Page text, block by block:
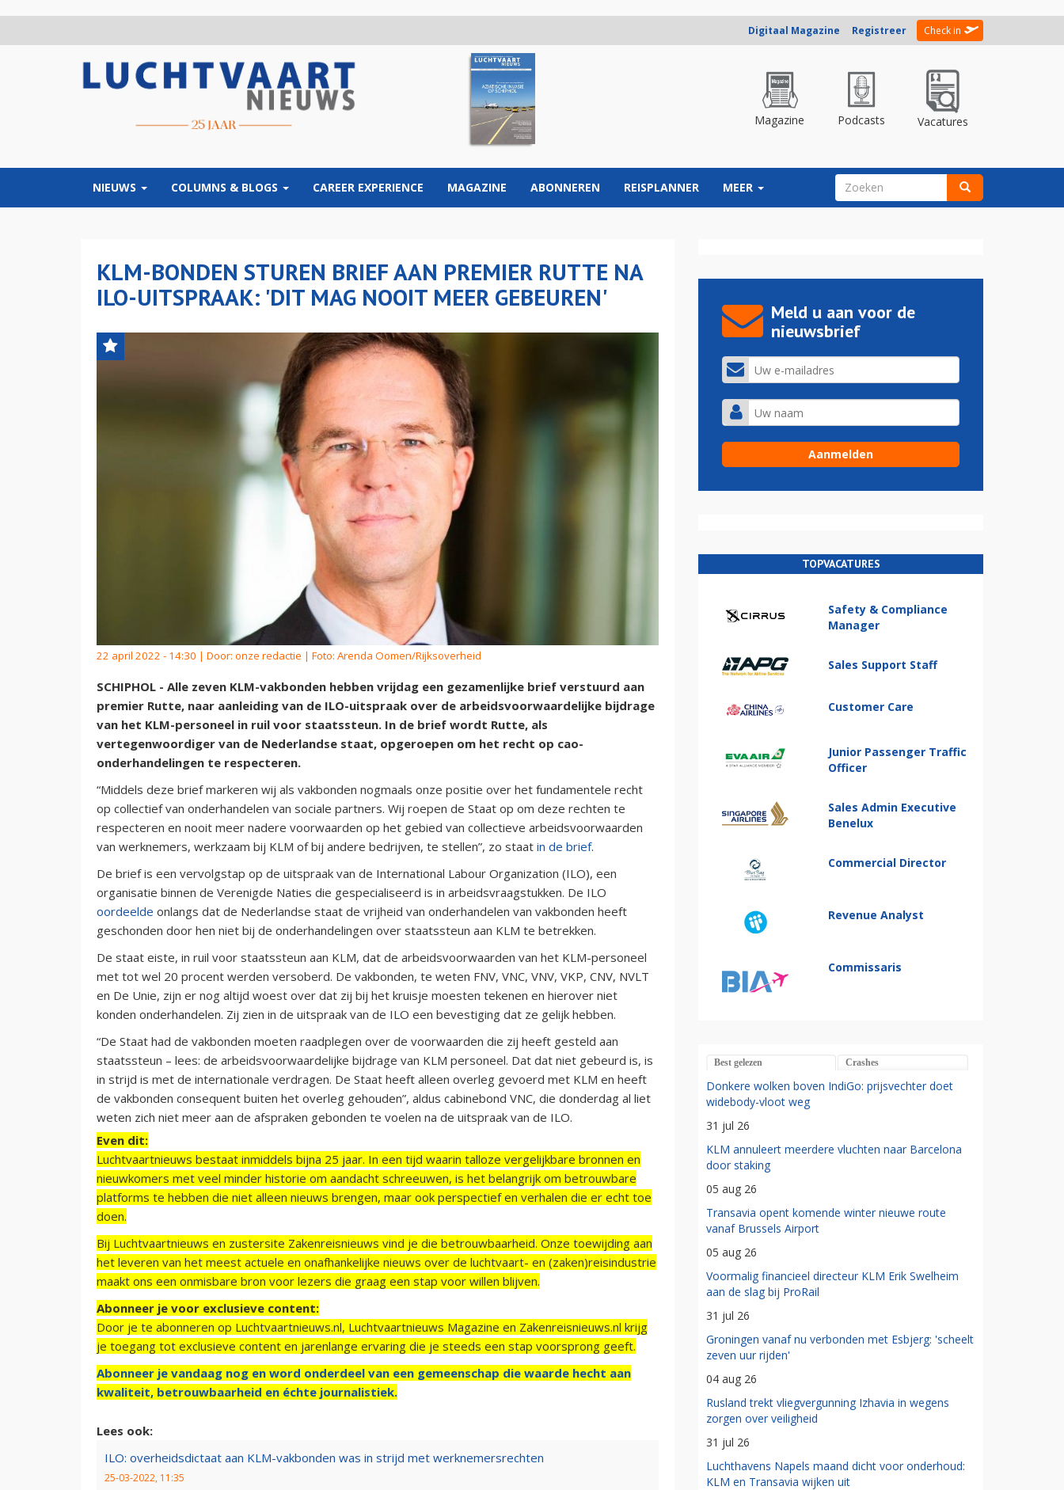
Digitaal Magazine Registreer Check in
Magazine Podcasts Vacatures
NIEUWS COLUMNS & BLOGS CAREER EXPERIENCE MAGAZINE ABONNEREN REISPLANNER MEER ZOEKVELD
KLM-BONDEN STUREN BRIEF AAN PREMIER RUTTE NA
ILO-UITSPRAAK: 'DIT MAG NOOIT MEER GEBEUREN'
22 april 2022 - 14:30 | Door: onze redactie | Foto: Arenda Oomen/Rijksoverheid
SCHIPHOL - Alle zeven KLM-vakbonden hebben vrijdag een gezamenlijke brief verstuurd aan
premier Rutte, naar aanleiding van de ILO-uitspraak over de arbeidsvoorwaardelijke bijdrage
van het KLM-personeel in ruil voor staatssteun. In de brief wordt Rutte, als
vertegenwoordiger van de Nederlandse staat, opgeroepen om het recht op cao-
onderhandelingen te respecteren.
“Middels deze brief markeren wij als vakbonden nogmaals onze positie over het fundamentele recht
op collectief van onderhandelen van sociale partners. Wij roepen de Staat op om deze rechten te
respecteren en nooit meer nadere voorwaarden op het gebied van collectieve arbeidsvoorwaarden
van werknemers, werkzaam bij KLM of bij andere bedrijven, te stellen”, zo staat in de brief.
De brief is een vervolgstap op de uitspraak van de International Labour Organization (ILO), een
organisatie binnen de Verenigde Naties die gespecialiseerd is in arbeidsvraagstukken. De ILO
oordeelde onlangs dat de Nederlandse staat de vrijheid van onderhandelen van vakbonden heeft
geschonden door hen niet bij de onderhandelingen over staatssteun aan KLM te betrekken.
De staat eiste, in ruil voor staatssteun aan KLM, dat de arbeidsvoorwaarden van het KLM-personeel
met tot wel 20 procent werden versoberd. De vakbonden, te weten FNV, VNC, VNV, VKP, CNV, NVLT
en De Unie, zijn er nog altijd woest over dat zij bij het kruisje moesten tekenen en hierover niet
konden onderhandelen. Zij zien in de uitspraak van de ILO een bevestiging dat ze gelijk hebben.
“De Staat had de vakbonden moeten raadplegen over de voorwaarden die zij heeft gesteld aan
staatssteun – lees: de arbeidsvoorwaardelijke bijdrage van KLM personeel. Dat dat niet gebeurd is, is
in strijd is met de internationale verdragen. De Staat heeft alleen overleg gevoerd met KLM en heeft
de vakbonden consequent buiten het overleg gehouden”, aldus cabinebond VNC, die donderdag al liet
weten zich niet meer aan de afspraken gebonden te voelen na de uitspraak van de ILO.
Even dit:
Luchtvaartnieuws bestaat inmiddels bijna 25 jaar. In een tijd waarin talloze vergelijkbare bronnen en
nieuwkomers met veel minder historie om aandacht schreeuwen, is het belangrijk om betrouwbare
platforms te hebben die niet alleen nieuws brengen, maar ook perspectief en verhalen die er echt toe
doen.
Bij Luchtvaartnieuws en zustersite Zakenreisnieuws vind je die betrouwbaarheid. Onze toewijding aan
het leveren van het meest actuele en onafhankelijke nieuws over de luchtvaart- en (zaken)reisindustrie
maakt ons een onmisbare bron voor lezers die graag een stap voor willen blijven.
Abonneer je voor exclusieve content:
Door je te abonneren op Luchtvaartnieuws.nl, Luchtvaartnieuws Magazine en Zakenreisnieuws.nl krijg
je toegang tot exclusieve content en jarenlange ervaring die je steeds een stap voorsprong geeft.
Abonneer je vandaag nog en word onderdeel van een gemeenschap die waarde hecht aan
kwaliteit, betrouwbaarheid en échte journalistiek.
Lees ook:
ILO: overheidsdictaat aan KLM-vakbonden was in strijd met werknemersrechten
25-03-2022, 11:35
Meld u aan voor de
nieuwsbrief
TOPVACATURES
Safety & Compliance
Manager
Sales Support Staff
Customer Care
Junior Passenger Traffic
Officer
Sales Admin Executive
Benelux
Commercial Director
Revenue Analyst
Commissaris
Best gelezen Crashes
Donkere wolken boven IndiGo: prijsvechter doet
widebody-vloot weg
31 jul 26
KLM annuleert meerdere vluchten naar Barcelona
door staking
05 aug 26
Transavia opent komende winter nieuwe route
vanaf Brussels Airport
05 aug 26
Voormalig financieel directeur KLM Erik Swelheim
aan de slag bij ProRail
31 jul 26
Groningen vanaf nu verbonden met Esbjerg: 'scheelt
zeven uur rijden'
04 aug 26
Rusland trekt vliegvergunning Izhavia in wegens
zorgen over veiligheid
31 jul 26
Luchthavens Napels maand dicht voor onderhoud:
KLM en Transavia wijken uit